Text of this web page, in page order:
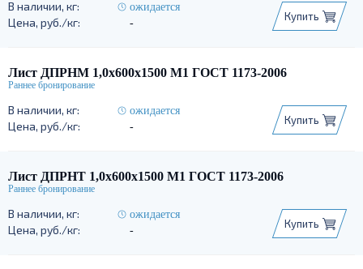
ожидается
-
Купить
Лист ДПРНМ 1,0х600х1500 М1 ГОСТ 1173-2006
ожидается
-
Купить
Лист ДПРНТ 1,0х600х1500 М1 ГОСТ 1173-2006
ожидается
-
Купить